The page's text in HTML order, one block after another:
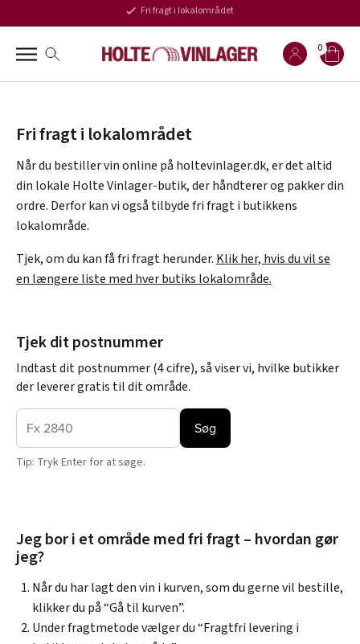
Fri fragt i lokalområdet
0
Fri fragt i lokalområdet
Når du bestiller vin online på holtevinlager.dk, er det altid
din lokale Holte Vinlager-butik, der håndterer og pakker din
ordre. Derfor kan vi også tilbyde fri fragt i butikkens
lokalområde.
Tjek, om du kan få fri fragt herunder. Klik her, hvis du vil se
en længere liste med hver butiks lokalområde.
Tjek dit postnummer
Indtast dit postnummer (4 cifre), så viser vi, hvilke butikker
der leverer gratis til dit område.
Søg
Tip: Tryk Enter for at søge.
Jeg bor i et område med fri fragt – hvordan gør
jeg?
Når du har lagt den vin i kurven, som du gerne vil bestille,
klikker du på “Gå til kurven”.
Under fragtmetode vælger du “Fragtfri levering i